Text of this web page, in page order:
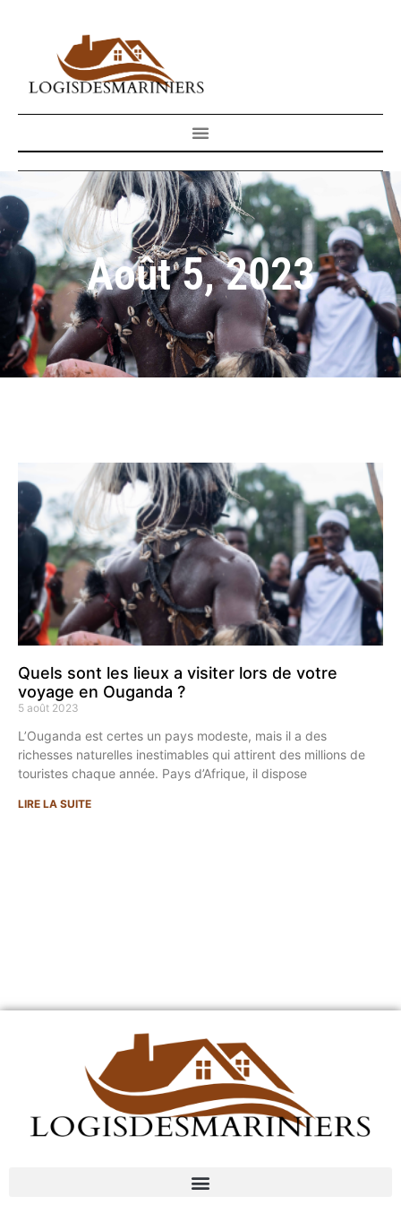
Août 5, 2023
Quels sont les lieux a visiter lors de votre
voyage en Ouganda ?
5 août 2023
L’Ouganda est certes un pays modeste, mais il a des
richesses naturelles inestimables qui attirent des millions de
touristes chaque année. Pays d’Afrique, il dispose
LIRE LA SUITE